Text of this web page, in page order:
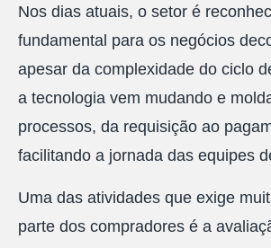
Nos dias atuais, o setor é
fundamental para os negócios
apesar da complexidade do ciclo
a tecnologia vem mudando e
processos, da requisição ao
facilitando a jornada das equipes
Uma das atividades que exige
parte dos compradores é a